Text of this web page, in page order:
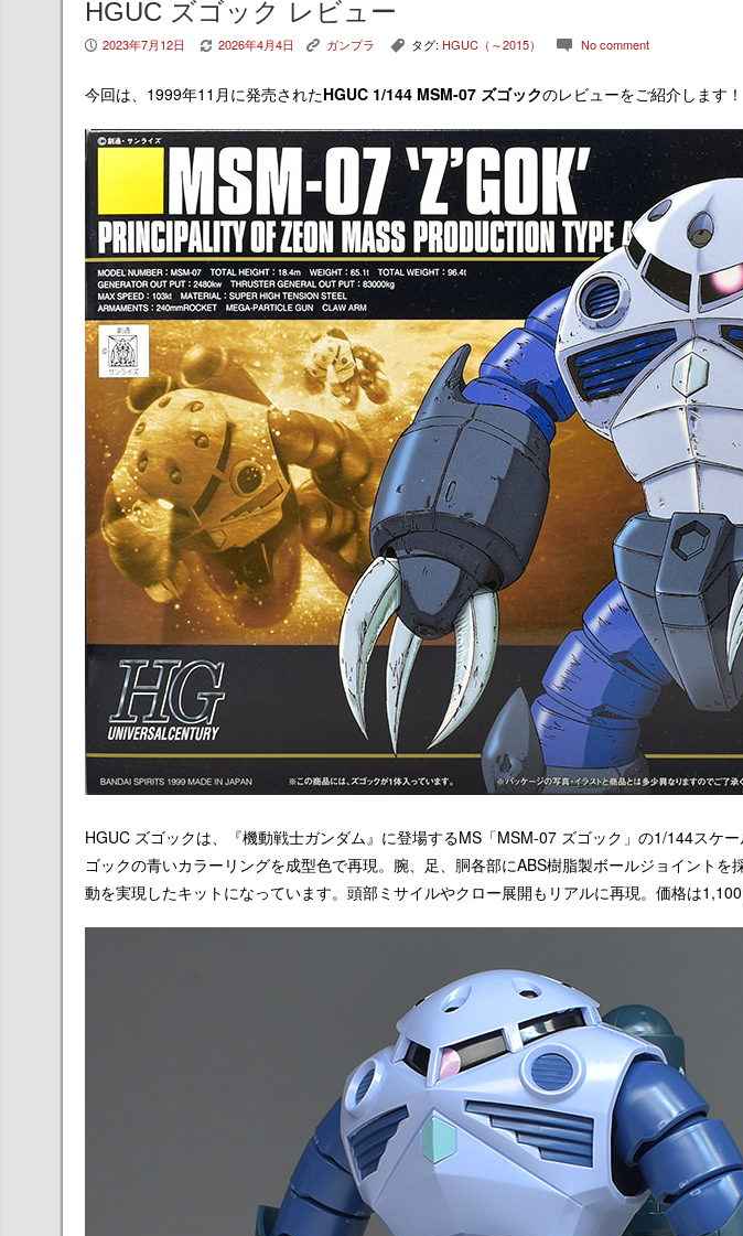
HGUC ズゴック レビュー
P 2023年7月12日 V 2026年4月4日 K ガンプラ , タグ: HGUC（～2015） c No comment
今回は、1999年11月に発売されたHGUC 1/144 MSM-07 ズゴックのレビューをご紹介します！
HGUC ズゴックは、『機動戦士ガンダム』に登場するMS「MSM-07 ズゴック」の1/144スケ
ゴックの青いカラーリングを成型色で再現。腕、足、胴各部にABS樹脂製ボールジョイントを
動を実現したキットになっています。頭部ミサイルやクロー展開もリアルに再現。価格は1,100